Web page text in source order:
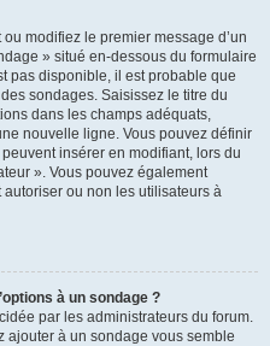
modifiez le premier message d’un
» situé en-dessous du formulaire
pas disponible, il est probable que
sondages. Saisissez le titre du
dans les champs adéquats,
nouvelle ligne. Vous pouvez définir
insérer en modifiant, lors du
». Vous pouvez également
ou non les utilisateurs à
à un sondage ?
par les administrateurs du forum.
ajouter à un sondage vous semble